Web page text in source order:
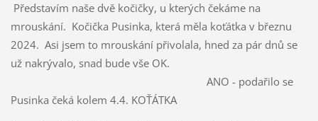
Představím naše dvě kočičky, u kterých čekáme na
mrouskání. Kočička Pusinka, která měla koťátka v březnu
2024. Asi jsem to mrouskání přivolala, hned za pár dnů se
už nakrývalo, snad bude vše OK.
ANO - podařilo se
Pusinka čeká kolem 4.4. KOŤÁTKA